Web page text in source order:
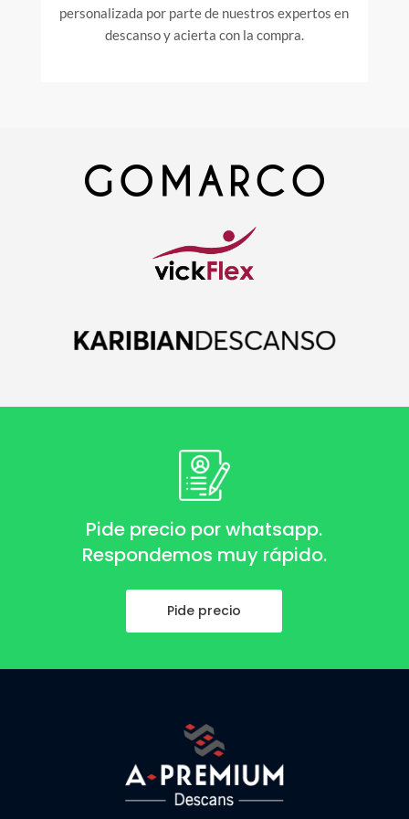
personalizada por parte de nuestros expertos en
descanso y acierta con la compra.
Pide precio por whatsapp.
Respondemos muy rápido.
Pide precio